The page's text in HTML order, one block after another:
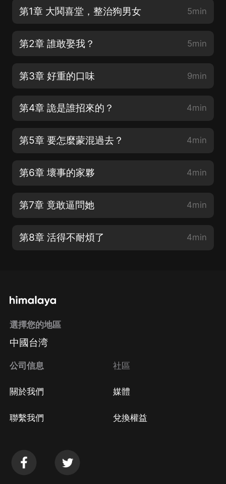
第1章 大鬨喜堂，整治狗男女 5min
第2章 誰敢娶我？ 5min
第3章 好重的口味 9min
第4章 詭是誰招來的？ 4min
第5章 要怎麼蒙混過去？ 4min
第6章 壞事的家夥 4min
第7章 竟敢逼問她 4min
第8章 活得不耐煩了 4min
選擇您的地區
中國台湾
公司信息
關於我們
聯繫我們
社區
媒體
兌換權益